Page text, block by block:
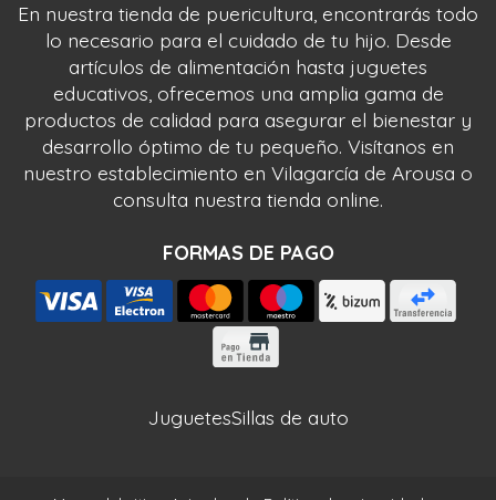
En nuestra tienda de puericultura, encontrarás todo
lo necesario para el cuidado de tu hijo. Desde
artículos de alimentación hasta juguetes
educativos, ofrecemos una amplia gama de
productos de calidad para asegurar el bienestar y
desarrollo óptimo de tu pequeño. Visítanos en
nuestro establecimiento en Vilagarcía de Arousa o
consulta nuestra tienda online.
FORMAS DE PAGO
JuguetesSillas de auto